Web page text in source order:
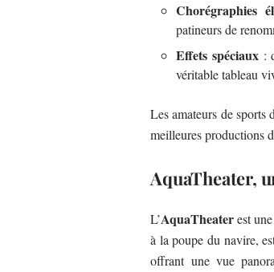
Chorégraphies
patineurs de
Effets spéciaux:
véritable tableau
Les amateurs de sports
meilleures productions
AquaTheater,
L’AquaTheaterest
à la poupe du navire,
offrant une vue